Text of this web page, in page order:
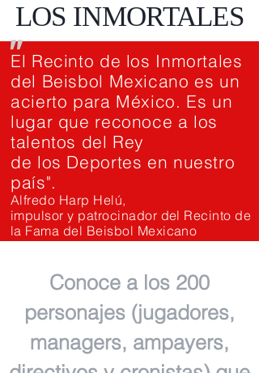
LOS INMORTALES
El Recinto de los Inmortales
del Beisbol Mexicano es un
acierto para México. Es un
lugar que reconoce a los
talentos del Rey
de los Deportes en nuestro
país".
Alfredo Harp Helú,
impulsor y patrocinador del Recinto de
la Fama del Beisbol Mexicano
"
Conoce a los 200
personajes (jugadores,
managers, ampayers,